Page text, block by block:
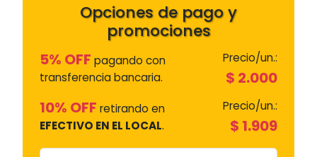
Opciones de pago y
promociones
5% OFF pagando con
transferencia bancaria.
Precio/un.:
$ 2.000
10% OFF retirando en
EFECTIVO EN EL LOCAL.
Precio/un.:
$ 1.909